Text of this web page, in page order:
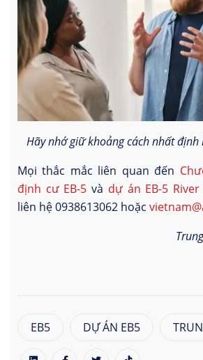
Hãy nhớ giữ khoảng cách nhất định
Mọi thắc mắc liên quan đến
định cư EB-5 và dự án EB-5 River
liên hệ 0938613062 hoặc
EB5 DỰ ÁN EB5